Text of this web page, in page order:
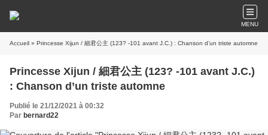
MENU
Accueil » Princesse Xijun / 細君公主 (123? -101 avant J.C.) : Chanson d’un triste automne
Princesse Xijun / 細君公主 (123? -101 avant J.C.)
: Chanson d’un triste automne
Publié le 21/12/2021 à 00:32
Par bernard22